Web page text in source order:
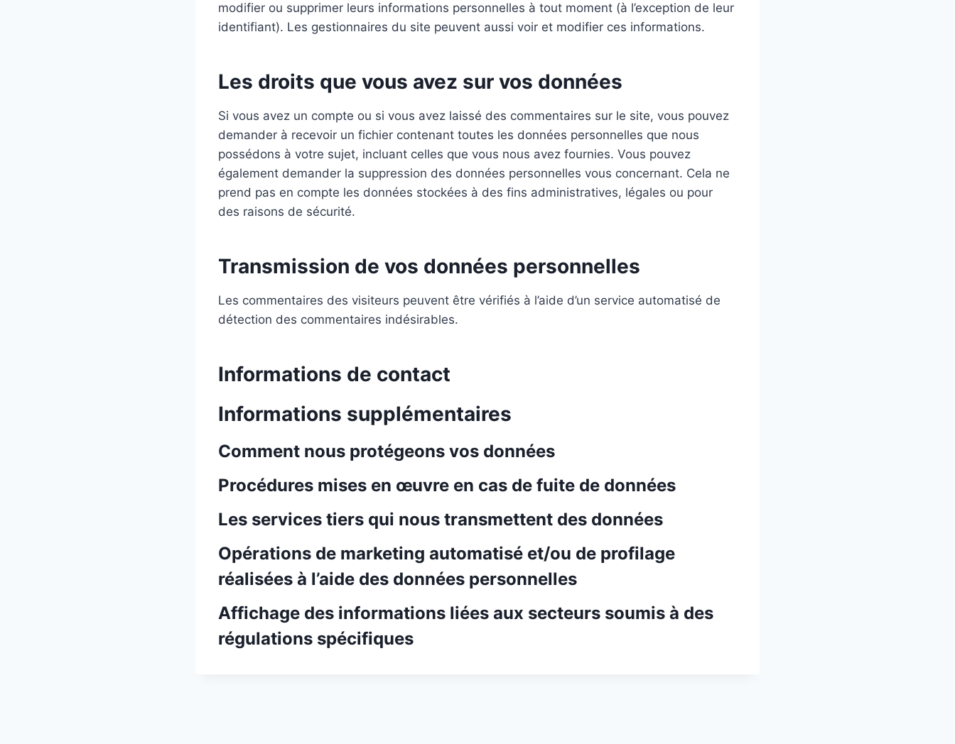
modifier ou supprimer leurs informations personnelles à tout moment (à l’exception de leur
identifiant). Les gestionnaires du site peuvent aussi voir et modifier ces informations.
Les droits que vous avez sur vos données
Si vous avez un compte ou si vous avez laissé des commentaires sur le site, vous pouvez
demander à recevoir un fichier contenant toutes les données personnelles que nous
possédons à votre sujet, incluant celles que vous nous avez fournies. Vous pouvez
également demander la suppression des données personnelles vous concernant. Cela ne
prend pas en compte les données stockées à des fins administratives, légales ou pour
des raisons de sécurité.
Transmission de vos données personnelles
Les commentaires des visiteurs peuvent être vérifiés à l’aide d’un service automatisé de
détection des commentaires indésirables.
Informations de contact
Informations supplémentaires
Comment nous protégeons vos données
Procédures mises en œuvre en cas de fuite de données
Les services tiers qui nous transmettent des données
Opérations de marketing automatisé et/ou de profilage
réalisées à l’aide des données personnelles
Affichage des informations liées aux secteurs soumis à des
régulations spécifiques